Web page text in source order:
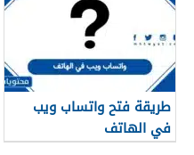
طريقة فتح واتساب ويب
في الهاتف